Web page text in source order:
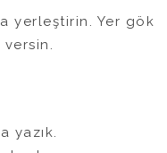
yerleştirin. Yer gök
yazık.